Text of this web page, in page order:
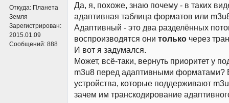
Откуда: Планета
Земля
Зарегистрирован:
2015.01.09
Сообщений: 888
Да, я, похоже, знаю почему - в таких
адаптивная таблица форматов или
Адаптивный - это два разделённых
воспроизводятся они только через
И вот я задумался.
Может, всё-таки, вернуть приоритет у
m3u8 перед адаптивными форматами?
устройства, которые поддерживают
зачем им транскодирование